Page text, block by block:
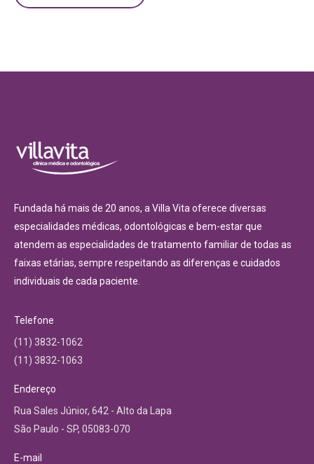
Fundada há mais de 20 anos, a Villa Vita oferece diversas
especialidades médicas, odontológicas e bem-estar que
atendem as especialidades de tratamento familiar de todas as
faixas etárias, sempre respeitando as diferenças e cuidados
individuais de cada paciente.
Telefone
(11) 3832-1062
(11) 3832-1063
Endereço
Rua Sales Júnior, 642 - Alto da Lapa
São Paulo - SP, 05083-070
E-mail